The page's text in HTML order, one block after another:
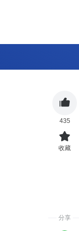
435
收藏
分享